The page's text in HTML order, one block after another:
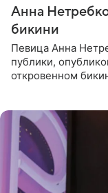
Анна
бикини
Певица Анна
публики,
откровенном